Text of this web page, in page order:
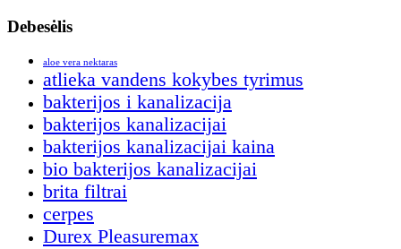
Debesėlis
aloe vera nektaras
atlieka vandens kokybes tyrimus
bakterijos i kanalizacija
bakterijos kanalizacijai
bakterijos kanalizacijai kaina
bio bakterijos kanalizacijai
brita filtrai
cerpes
Durex Pleasuremax